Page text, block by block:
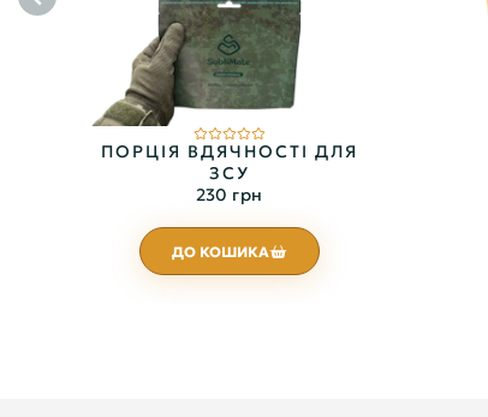
ПОРЦІЯ ВДЯЧНОСТІ ДЛЯ
ЗСУ
230 грн
ДО КОШИКА